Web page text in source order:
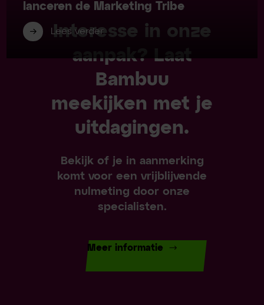
lanceren de Marketing Tribe
Lees verder
Interesse in onze
aanpak? Laat
Bambuu
meekijken met je
uitdagingen.
Bekijk of je in aanmerking
komt voor een vrijblijvende
nulmeting door onze
specialisten.
Meer informatie